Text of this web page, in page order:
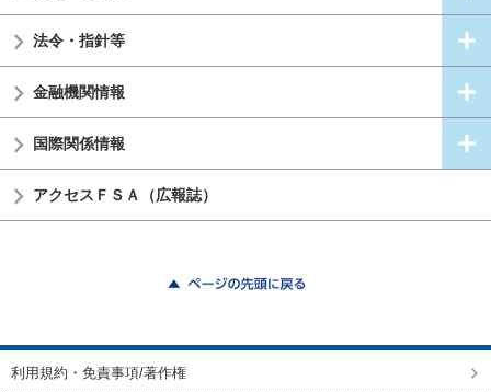
法令・指針等
金融機関情報
国際関係情報
アクセスＦＳＡ（広報誌）
利用規約・免責事項/著作権